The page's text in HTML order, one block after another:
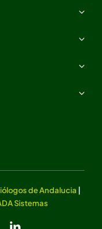
de Andalucia
Sistemas